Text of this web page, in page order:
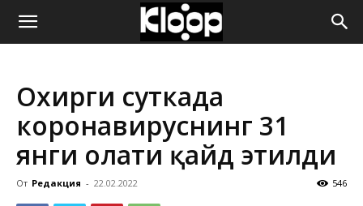
ҚИРҒИЗИСТОН
ЯНГИЛИКЛАРИ
Охирги суткада
коронавируснинг 31
янги ҳолати қайд этилди
От Редакция - 22.02.2022 546